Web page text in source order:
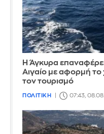
Η Άγκυρα
Αιγαίο με αφορμή το
τον τουρισμό
ΠΟΛΙΤΙΚΗ 07:43,